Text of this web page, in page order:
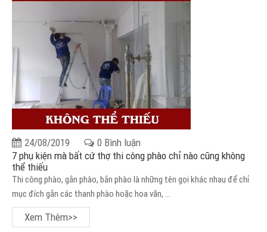
24/08/2019
0 Bình luận
7 phụ kiện mà bất cứ thợ thi công phào chỉ nào cũng không
thể thiếu
Thi công phào, gắn phào, bắn phào là những tên gọi khác nhau để chỉ
mục đích gắn các thanh phào hoặc hoa văn, ...
Xem Thêm>>